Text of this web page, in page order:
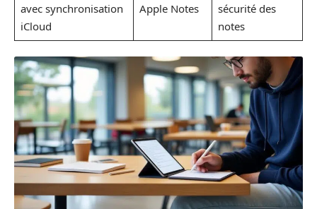
avec synchronisation
iCloud
Apple Notes
sécurité des
notes